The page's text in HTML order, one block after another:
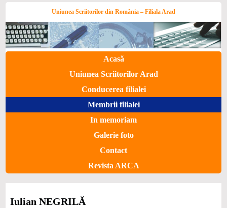
Uniunea Scriitorilor din România – Filiala Arad
Acasă
Uniunea Scriitorilor Arad
Conducerea filialei
Membrii filialei
In memoriam
Galerie foto
Contact
Revista ARCA
Iulian NEGRILĂ